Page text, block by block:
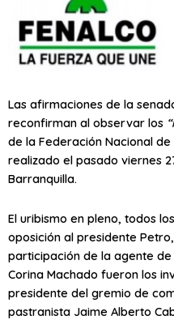
Las afirmaciones de la
reconfirman al observar los
de la Federación Nacional
realizado el pasado viernes
Barranquilla.
El uribismo en pleno, todos
oposición al presidente
participación de la agente
Corina Machado fueron los
presidente del gremio de
pastranista Jaime Alberto